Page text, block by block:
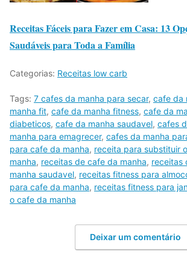
Receitas Fáceis para Fazer em Casa: 13
Saudáveis para Toda a Família
Categorias: Receitas low carb
Tags: 7 cafes da manha para secar, cafe da
manha fit, cafe da manha fitness, cafe da
diabeticos, cafe da manha saudavel, cafes
manha para emagrecer, cafes da manha
para cafe da manha, receita para substituir
manha, receitas de cafe da manha, receitas
manha saudavel, receitas fitness para
para cafe da manha, receitas fitness para
o cafe da manha
Deixar um comentário